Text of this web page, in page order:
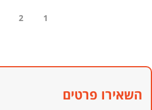
1
2
השאירו פרטים